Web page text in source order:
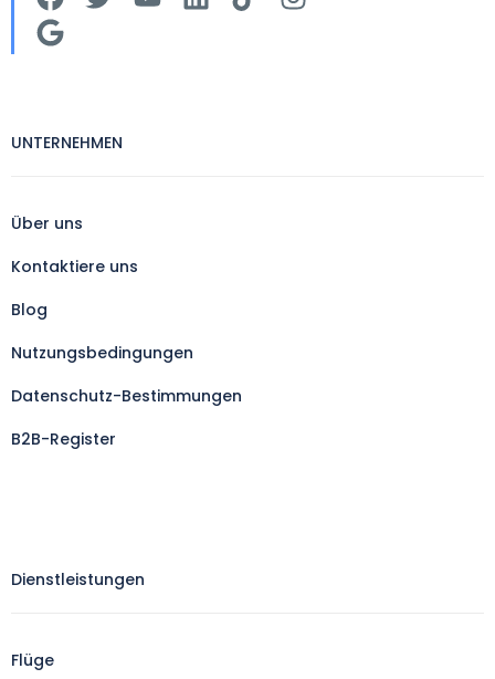
UNTERNEHMEN
Über uns
Kontaktiere uns
Blog
Nutzungsbedingungen
Datenschutz-Bestimmungen
B2B-Register
Dienstleistungen
Flüge